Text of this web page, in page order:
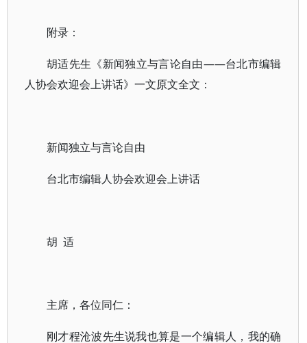
附录：
胡适先生《新闻独立与言论自由——台北市编辑
人协会欢迎会上讲话》一文原文全文：
新闻独立与言论自由
台北市编辑人协会欢迎会上讲话
胡 适
主席，各位同仁：
刚才程沧波先生说我也算是一个编辑人，我的确